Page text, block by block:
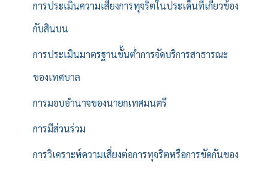
การประเมินความเสี่ยงการทุจริตในประเด็นที่เกี่ยวข้อง
กับสินบน
การประเมินมาตรฐานขั้นต่ำการจัดบริการสาธารณะ
ของเทศบาล
การมอบอำนาจของนายกเทศมนตรี
การมีส่วนร่วม
การวิเคราะห์ความเสี่ยงต่อการทุจริตหรือการขัดกันของ